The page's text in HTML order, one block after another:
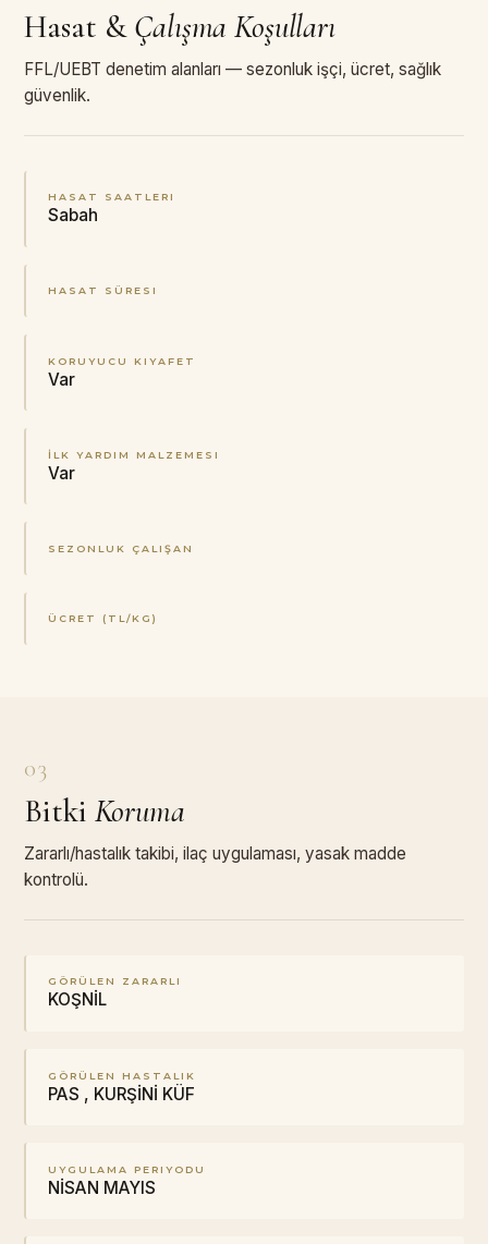
Hasat & Çalışma Koşulları
FFL/UEBT denetim alanları — sezonluk işçi, ücret, sağlık
güvenlik.
HASAT SAATLERI
Sabah
HASAT SÜRESI
KORUYUCU KIYAFET
Var
İLK YARDIM MALZEMESI
Var
SEZONLUK ÇALIŞAN
ÜCRET (TL/KG)
03
Bitki Koruma
Zararlı/hastalık takibi, ilaç uygulaması, yasak madde
kontrolü.
GÖRÜLEN ZARARLI
KOŞNİL
GÖRÜLEN HASTALIK
PAS , KURŞİNİ KÜF
UYGULAMA PERIYODU
NİSAN MAYIS